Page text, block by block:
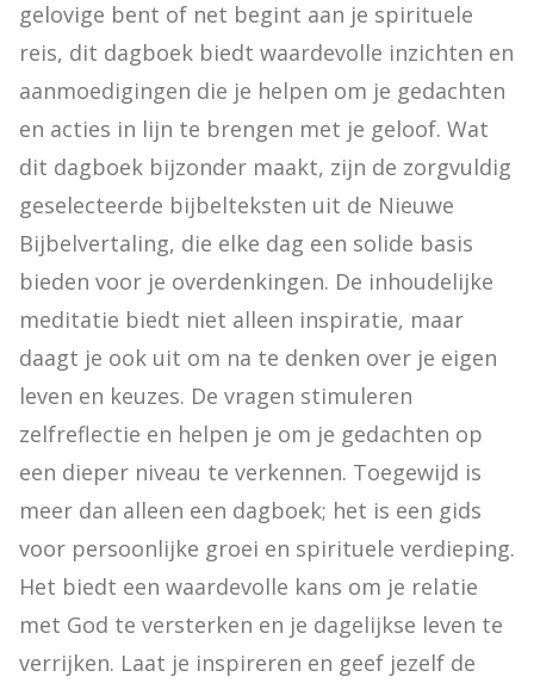
gelovige bent of net begint aan je spirituele
reis, dit dagboek biedt waardevolle inzichten en
aanmoedigingen die je helpen om je gedachten
en acties in lijn te brengen met je geloof. Wat
dit dagboek bijzonder maakt, zijn de zorgvuldig
geselecteerde bijbelteksten uit de Nieuwe
Bijbelvertaling, die elke dag een solide basis
bieden voor je overdenkingen. De inhoudelijke
meditatie biedt niet alleen inspiratie, maar
daagt je ook uit om na te denken over je eigen
leven en keuzes. De vragen stimuleren
zelfreflectie en helpen je om je gedachten op
een dieper niveau te verkennen. Toegewijd is
meer dan alleen een dagboek; het is een gids
voor persoonlijke groei en spirituele verdieping.
Het biedt een waardevolle kans om je relatie
met God te versterken en je dagelijkse leven te
verrijken. Laat je inspireren en geef jezelf de